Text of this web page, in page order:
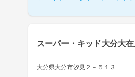
スーパー・キッド大分大
大分県大分市汐見２－５１３